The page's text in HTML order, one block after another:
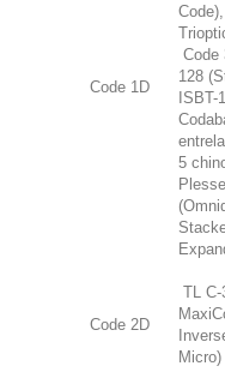
Code 1D
Code
128
5
Code 2D
TL
Micro)